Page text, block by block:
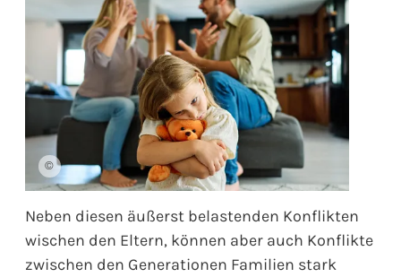
©
Neben diesen äußerst belastenden Konflikten
wischen den Eltern, können aber auch Konflikte
zwischen den Generationen Familien stark